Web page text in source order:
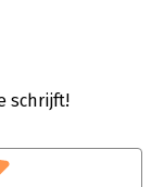
comfortabel
met familie
schrijft!